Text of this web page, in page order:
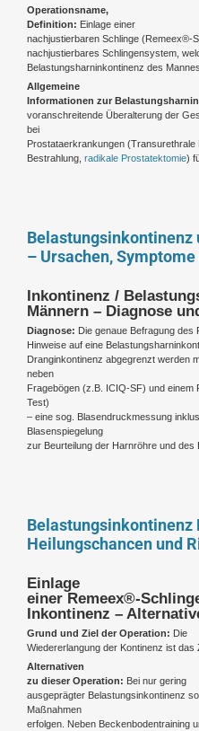
Operationsname,
Definition: Einlage einer
nachjustierbaren Schlinge (Remeex®-
nachjustierbares Schlingensystem,
Belastungsharninkontinenz des
Allgemeine
Informationen zur
voranschreitende Überalterung der
bei
Prostataerkrankungen (Transurethrale
Bestrahlung, radikale Prostatektomie)
Belastungsinkontinenz
– Ursachen,
Inkontinenz /
Männern – Diagnose
Diagnose: Die genaue Befragung des
Hinweise auf eine
Dranginkontinenz abgegrenzt werden
neben
Fragebögen (z.B. ICIQ-SF) und
Test)
– eine sog. Blasendruckmessung
Blasenspiegelung
zur Beurteilung der Harnröhre und
Heilungschancen und
Einlage
einer Remeex®-
Inkontinenz –
Grund und Ziel der Operation: Die
Wiedererlangung der Kontinenz ist das
Alternativen
zu dieser Operation: Bei nur gering
ausgeprägter Belastungsinkontinenz
Maßnahmen
erfolgen. Neben Beckenbodentraining